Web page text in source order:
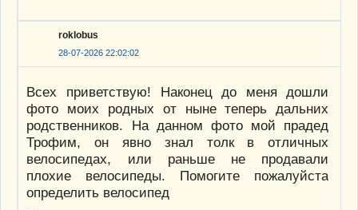
roklobus
28-07-2026 22:02:02
Всех приветствую! Наконец до меня дошли
фото моих родных от ныне теперь дальних
родственников. На данном фото мой прадед
Трофим, он явно знал толк в отличных
велосипедах, или раньше не продавали
плохие велосипеды. Помогите пожалуйста
определить велосипед